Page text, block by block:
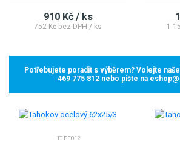
910 Kč / ks
752 Kč bez DPH / ks 1
Potřebujete poradit s výběrem? Volejte
469 775 812 nebo pište na
1T FE012